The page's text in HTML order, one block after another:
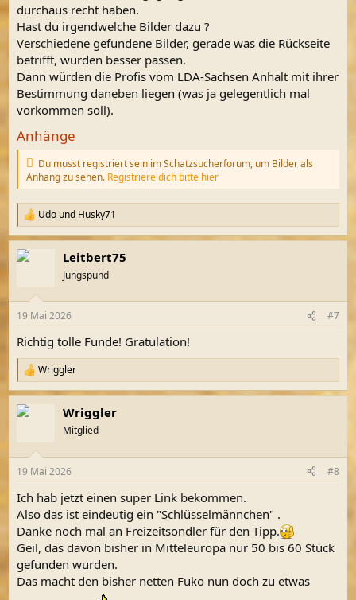
durchaus recht haben.
Hast du irgendwelche Bilder dazu ?
Verschiedene gefundene Bilder, gerade was die Rückseite
betrifft, würden besser passen.
Dann würden die Profis vom LDA-Sachsen Anhalt mit ihrer
Bestimmung daneben liegen (was ja gelegentlich mal
vorkommen soll).
Anhänge
Du musst registriert sein im Schatzsucherforum, um Bilder als
Anhang zu sehen. Registriere dich bitte hier
R
e
a
k
e
:
Udo und Husky71
Leitbert75
Jungspund
19 Mai 2026 #7
Richtig tolle Funde! Gratulation!
R
e
a
k
e
:
Wriggler
Wriggler
Mitglied
19 Mai 2026 #8
Ich hab jetzt einen super Link bekommen.
Also das ist eindeutig ein "Schlüsselmännchen" .
Danke noch mal an Freizeitsondler für den Tipp.
Geil, das davon bisher in Mitteleuropa nur 50 bis 60 Stück
gefunden wurden.
Das macht den bisher netten Fuko nun doch zu etwas